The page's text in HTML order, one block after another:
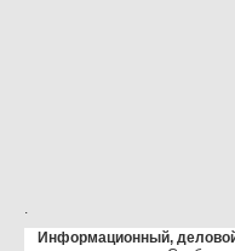
.
Информационный,